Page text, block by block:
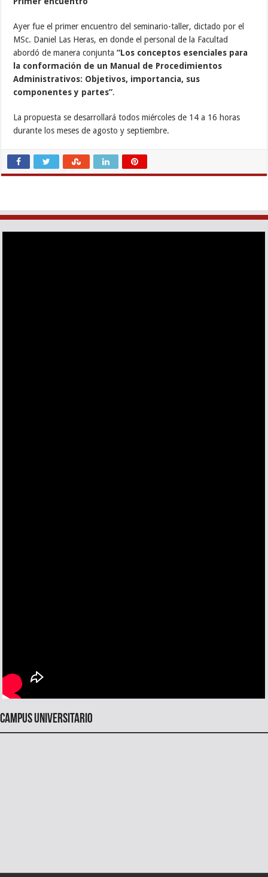
Ayer fue el primer encuentro del seminario-taller, dictado por el
MSc. Daniel Las Heras, en donde el personal de la Facultad
abordó de manera conjunta“Los conceptos esenciales para
la conformación de un Manual de Procedimientos
Administrativos: Objetivos, importancia, sus
componentes y partes”.
La propuesta se desarrollará todos miércoles de 14 a 16 horas
durante los meses de agosto y septiembre.
Campus universitario